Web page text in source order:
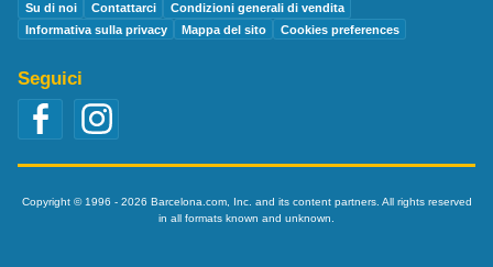
Su di noi Contattarci
Condizioni generali di vendita
Informativa sulla privacy
Mappa del sito Cookies preferences
Seguici
Copyright © 1996 - 2026 Barcelona.com, Inc. and its content partners. All rights reserved
in all formats known and unknown.